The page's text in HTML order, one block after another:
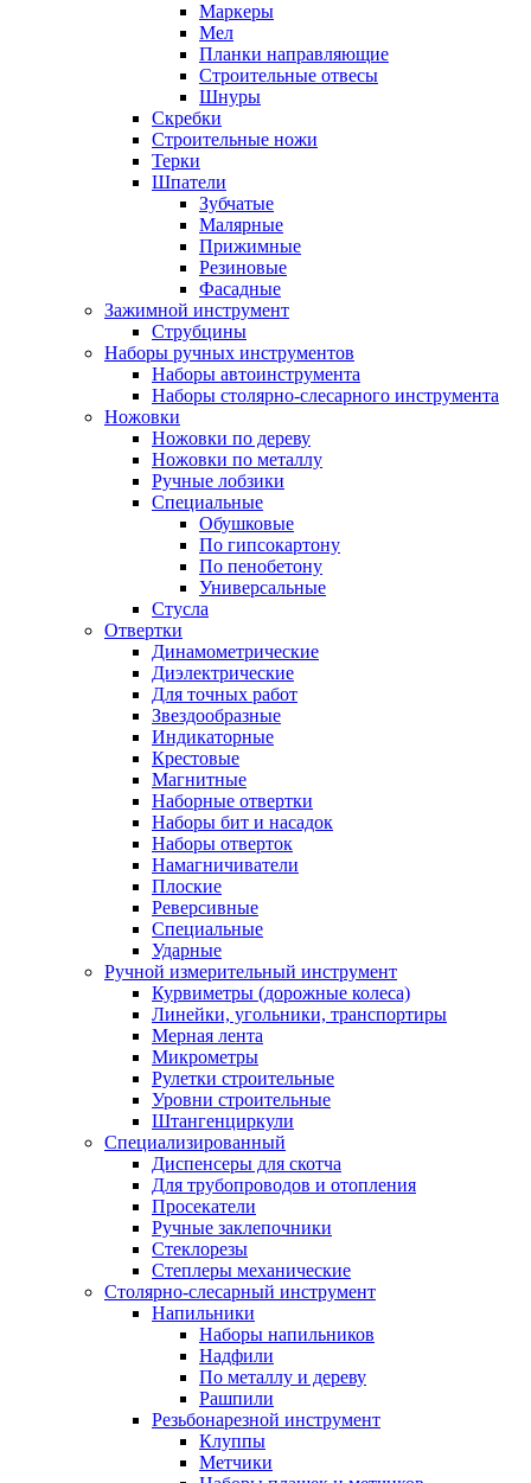
Маркеры
Мел
Планки направляющие
Строительные отвесы
Шнуры
Скребки
Строительные ножи
Терки
Шпатели
Зубчатые
Малярные
Прижимные
Резиновые
Фасадные
Зажимной инструмент
Струбцины
Наборы ручных инструментов
Наборы автоинструмента
Наборы столярно-слесарного инструмента
Ножовки
Ножовки по дереву
Ножовки по металлу
Ручные лобзики
Специальные
Обушковые
По гипсокартону
По пенобетону
Универсальные
Стусла
Отвертки
Динамометрические
Диэлектрические
Для точных работ
Звездообразные
Индикаторные
Крестовые
Магнитные
Наборные отвертки
Наборы бит и насадок
Наборы отверток
Намагничиватели
Плоские
Реверсивные
Специальные
Ударные
Ручной измерительный инструмент
Курвиметры (дорожные колеса)
Линейки, угольники, транспортиры
Мерная лента
Микрометры
Рулетки строительные
Уровни строительные
Штангенциркули
Специализированный
Диспенсеры для скотча
Для трубопроводов и отопления
Просекатели
Ручные заклепочники
Стеклорезы
Степлеры механические
Столярно-слесарный инструмент
Напильники
Наборы напильников
Надфили
По металлу и дереву
Рашпили
Резьбонарезной инструмент
Клуппы
Метчики